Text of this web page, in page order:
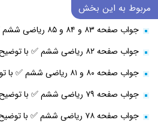
مربوط به این بخش
جواب صفحه ۸۳ و ۸۴ و ۸۵ ریاضی ششم ✅ با توضیح
جواب صفحه ۸۲ ریاضی ششم ✅ با توضیح
جواب صفحه ۸۰ و ۸۱ ریاضی ششم ✅ با توضیح
جواب صفحه ۷۹ ریاضی ششم ✅ با توضیح
جواب صفحه ۷۸ ریاضی ششم ✅ با توضیح